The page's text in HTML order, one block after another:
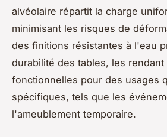
alvéolaire répartit la charge
minimisant les risques de
des finitions résistantes à l'eau
durabilité des tables, les rendant
fonctionnelles pour des usages
spécifiques, tels que les
l'ameublement temporaire.